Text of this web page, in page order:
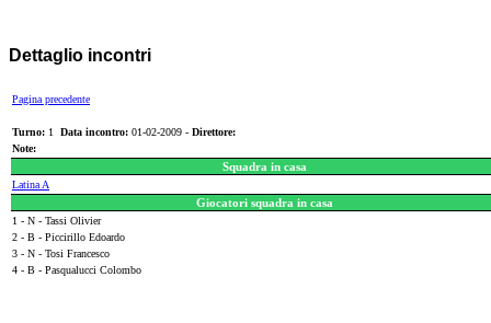
Dettaglio incontri
Pagina precedente
Turno: 1 Data incontro: 01-02-2009 - Direttore:
Note:
Squadra in casa
Latina A
Giocatori squadra in casa
1 - N - Tassi Olivier
2 - B - Piccirillo Edoardo
3 - N - Tosi Francesco
4 - B - Pasqualucci Colombo